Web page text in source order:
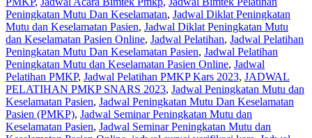
Peningkatan Mutu Dan Keselamatan, Jadwal Diklat Peningkatan
Mutu dan Keselamatan Pasien, Jadwal Diklat Peningkatan Mutu
dan Keselamatan Pasien Online, Jadwal Pelatihan, Jadwal Pelatihan
Peningkatan Mutu Dan Keselamatan Pasien, Jadwal Pelatihan
Peningkatan Mutu dan Keselamatan Pasien Online, Jadwal
Pelatihan PMKP, Jadwal Pelatihan PMKP Kars 2023, JADWAL
PELATIHAN PMKP SNARS 2023, Jadwal Peningkatan Mutu dan
Keselamatan Pasien, Jadwal Peningkatan Mutu Dan Keselamatan
Pasien (PMKP), Jadwal Seminar Peningkatan Mutu dan
Keselamatan Pasien, Jadwal Seminar Peningkatan Mutu dan